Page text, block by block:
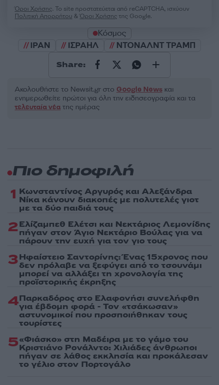
Όροι Χρήσης. Το site προστατεύεται από reCAPTCHA, ισχύουν
Πολιτική Απορρήτου &Όροι Χρήσης της Google.
Κόσμος
ΙΡΑΝ
ΙΣΡΑΗΛ ΝΤΟΝΑΛΝΤ ΤΡΑΜΠ
Share:
Ακολουθήστε το Νewsit.gr στο Google News και
ενημερωθείτε πρώτοι για όλη την ειδησεογραφία και τα
τελευταία νέα της ημέρας
Πιο δημοφιλή
1 Κωνσταντίνος Αργυρός και Αλεξάνδρα
Νίκα κάνουν διακοπές με πολυτελές γιοτ
με τα δύο παιδιά τους
2Ελίζαμπεθ Ελέτσι και Νεκτάριος Λεμονίδης
πήγαν στον Άγιο Νεκτάριο Βούλας για να
πάρουν την ευχή για τον γιο τους
3Ηφαίστειο Σαντορίνης: Ένας 15χρονος που
δεν πρόλαβε να ξεφύγει από το τσουνάμι
μπορεί να αλλάξει τη χρονολογία της
προϊστορικής έκρηξης
4Παρκαδόρος στο Ελαφονήσι συνελήφθη
για έβδομη φορά - Τον «τσάκωσαν»
αστυνομικοί που προσποιήθηκαν τους
τουρίστες
5«Φιάσκο» στη Μαδέιρα με το γάμο του
Κριστιάνο Ρονάλντο: Χιλιάδες άνθρωποι
πήγαν σε λάθος εκκλησία και προκάλεσαν
το γέλιο στον Πορτογάλο